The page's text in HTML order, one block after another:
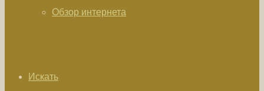
Обзор интернета
Искать